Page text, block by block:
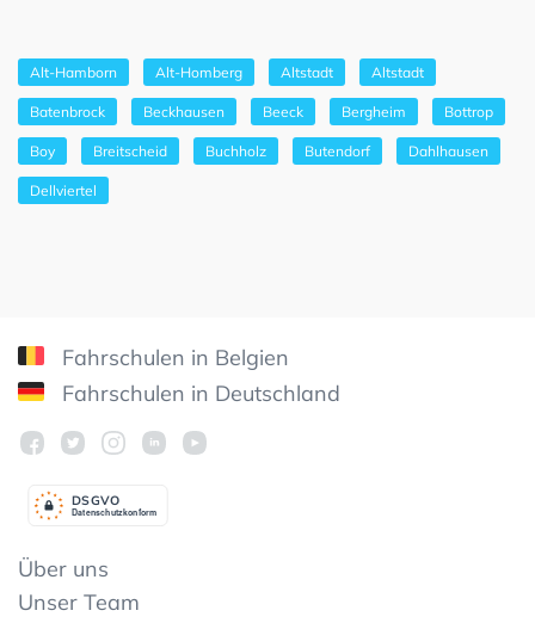
Alt-Hamborn Alt-Homberg Altstadt Altstadt
Batenbrock Beckhausen Beeck Bergheim Bottrop
Boy Breitscheid Buchholz Butendorf Dahlhausen
Dellviertel
Fahrschulen in Belgien
Fahrschulen in Deutschland
Datenschutzkonform
DSGVO
Über uns
Unser Team